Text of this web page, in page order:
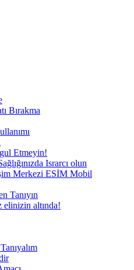
Bırakma
Etmeyin!
Israrcı olun
Merkezi ESİM Mobil
Tanıyın
elinizin altında!